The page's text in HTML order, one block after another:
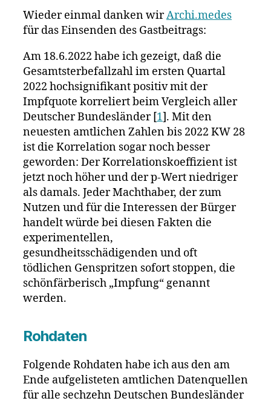
noch
Vergleich
Wieder einmal danken wirArchi.medes
für das Einsenden des Gastbeitrags:
Am 18.6.2022 habe ich gezeigt, daß die
Gesamtsterbefallzahl im ersten Quartal
2022 hochsignifikant positiv mit der
Impfquote korreliert beim Vergleich aller
Deutscher Bundesländer [1]. Mit den
neuesten amtlichen Zahlen bis 2022 KW 28
ist die Korrelation sogar noch besser
geworden: Der Korrelationskoeffizient ist
jetzt noch höher und der p-Wert niedriger
als damals. Jeder Machthaber, der zum
Nutzen und für die Interessen der Bürger
handelt würde bei diesen Fakten die
experimentellen,
gesundheitsschädigenden und oft
tödlichen Genspritzen sofort stoppen, die
schönfärberisch „Impfung“ genannt
werden.
Rohdaten
Folgende Rohdaten habe ich aus den am
Ende aufgelisteten amtlichen Datenquellen
für alle sechzehn Deutschen Bundesländer